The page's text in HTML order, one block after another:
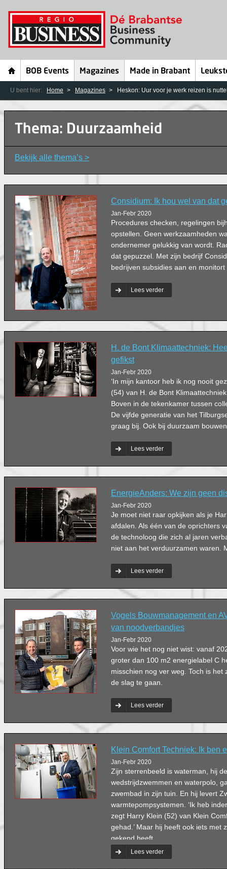
BOB Events Magazines Made in Brabant
U bent hier: Home Magazines Heskon: Uur voor je werk reizen is
Thema: Duurzaamheid
Bekijk alle thema’s >
Considium: Ik hou wel van dat
Jan-Febr 2020
Procedures checken, regelingen
opstellen. Geen werkzaamheden
ondernemer gelukkig van wordt.
dat gepuzzel. Met zijn bedrijf
bedrijven subsidies aan en
Lees verder
H. de Bont Klimaattechniek:
gefikst
Jan-Febr 2020
‘In mijn kantoor heb ik nog nooit
(54) van H. de Bont
Boven in de tekenkamer tussen
De vijfde generatie van het
graag bij. Ook bij duurzaam
Lees verder
EnergieAnders: We zijn geen
Jan-Febr 2020
Je moet niet raar opkijken als je
afdalen. Als één van de oprichters
de technoloog die zich al jaren
niet aan het verduurzamen waren.
Lees verder
Vogels Bouwmanagement en
van noodverbandjes
Jan-Febr 2020
Voor wie het nog niet wist: vanaf
groter dan 100 m2 energielabel C
misschien nog ver weg. Toch is het
de slag te gaan.
Lees verder
Klein Comfort Techniek: Ik ben
Jan-Febr 2020
Zijn sterrenbeeld is waterman, hij
wedstrijdzwemmen en waterpolo,
zwembad in zijn tuin. En hij levert
warmtepompsystemen. ‘Ik heb
zegt Harry Klein (52) van Klein
gehad.’ Maar hij heeft ook iets met
gekend heeft.
Lees verder